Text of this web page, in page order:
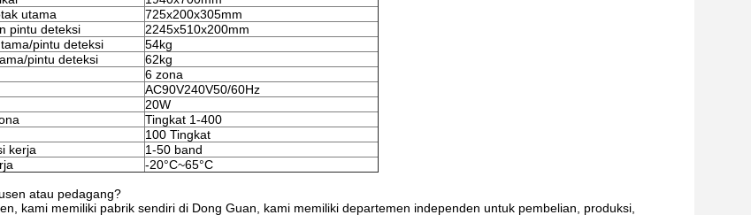
utama
725x200x305mm
pintu deteksi
2245x510x200mm
pintu deteksi
54kg
pintu deteksi
62kg
6 zona
AC90V240V50/60Hz
20W
Tingkat 1-400
100 Tingkat
kerja
1-50 band
-20°C~65°C
atau pedagang?
kami memiliki pabrik sendiri di Dong Guan, kami memiliki departemen independen untuk pembelian, produksi,